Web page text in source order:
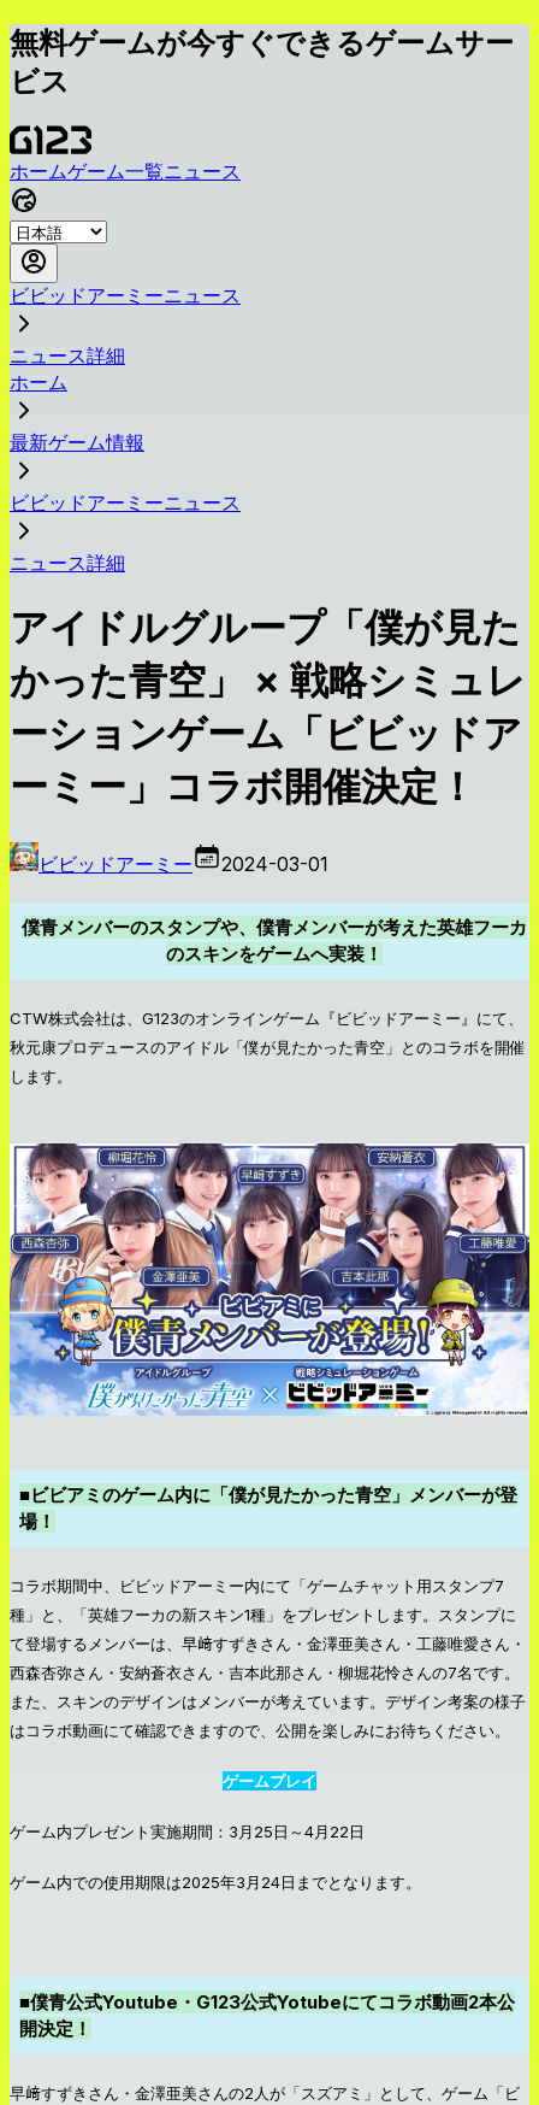
無料ゲームが今すぐできるゲームサー
ビス
ホームゲーム一覧ニュース
ビビッドアーミーニュース
ニュース詳細
ホーム
最新ゲーム情報
ビビッドアーミーニュース
ニュース詳細
アイドルグループ「僕が見た
かった青空」 × 戦略シミュレ
ーションゲーム「ビビッドア
ーミー」コラボ開催決定！
ビビッドアーミー 2024-03-01
僕青メンバーのスタンプや、僕青メンバーが考えた英雄フーカ
のスキンをゲームへ実装！
CTW株式会社は、G123のオンラインゲーム『ビビッドアーミー』にて、
秋元康プロデュースのアイドル「僕が見たかった青空」とのコラボを開催
します。
■ビビアミのゲーム内に「僕が見たかった青空」メンバーが登
場！
コラボ期間中、ビビッドアーミー内にて「ゲームチャット用スタンプ7
種」と、「英雄フーカの新スキン1種」をプレゼントします。スタンプに
て登場するメンバーは、早﨑すずきさん・金澤亜美さん・工藤唯愛さん・
⻄森杏弥さん・安納蒼衣さん・吉本此那さん・柳堀花怜さんの7名です。
また、スキンのデザインはメンバーが考えています。デザイン考案の様子
はコラボ動画にて確認できますので、公開を楽しみにお待ちください。
ゲームプレイ
ゲーム内プレゼント実施期間：3月25日～4月22日
ゲーム内での使用期限は2025年3月24日までとなります。
■僕青公式Youtube・G123公式Yotubeにてコラボ動画2本公
開決定！
早﨑すずきさん・金澤亜美さんの2人が「スズアミ」として、ゲーム「ビ